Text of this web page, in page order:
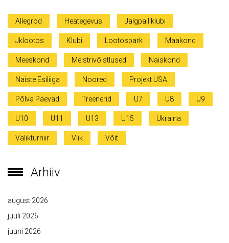
Allegrod Heategevus Jalgpalliklubi
Jklootos Klubi Lootospark Maakond
Meeskond Meistrivõistlused Naiskond
Naiste Esiliiga Noored Projekt USA
Põlva Päevad Treenerid U7 U8 U9
U10 U11 U13 U15 Ukraina
Valikturniir Viik Võit
Arhiiv
august 2026
juuli 2026
juuni 2026